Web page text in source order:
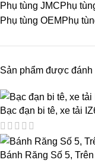
Phụ tùng JMCPhụ
Phụ tùng OEM Phụ
Sản phẩm được đánh
Bạc đạn bi tê, xe tải
Bánh Răng Số 5,